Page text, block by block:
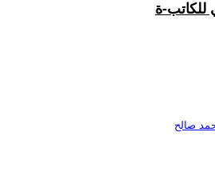
للكاتب-ة
صالح